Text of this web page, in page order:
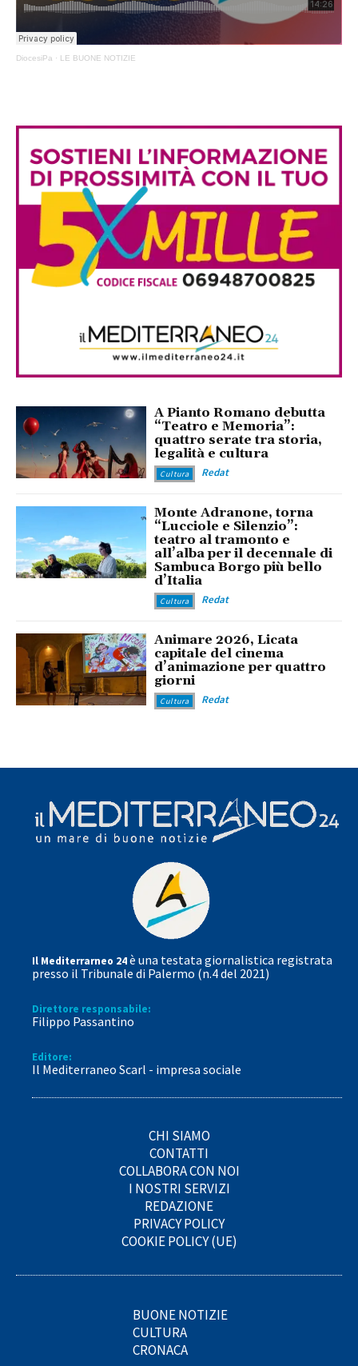
DiocesiPa · LE BUONE NOTIZIE
A Pianto Romano debutta
“Teatro e Memoria”:
quattro serate tra storia,
legalità e cultura
Cultura Redat
Monte Adranone, torna
“Lucciole e Silenzio”:
teatro al tramonto e
all’alba per il decennale di
Sambuca Borgo più bello
d’Italia
Cultura Redat
Animare 2026, Licata
capitale del cinema
d’animazione per quattro
giorni
Cultura Redat
Il Mediterrarneo 24è una testata giornalistica registrata
presso il Tribunale di Palermo (n.4 del 2021)
Direttore responsabile:
Filippo Passantino
Editore:
Il Mediterraneo Scarl - impresa sociale
CHI SIAMO
CONTATTI
COLLABORA CON NOI
I NOSTRI SERVIZI
REDAZIONE
PRIVACY POLICY
COOKIE POLICY (UE)
BUONE NOTIZIE
CULTURA
CRONACA